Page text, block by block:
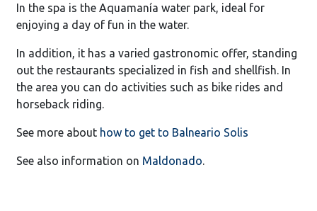
In the spa is the Aquamanía water park, ideal for
enjoying a day of fun in the water.
In addition, it has a varied gastronomic offer, standing
out the restaurants specialized in fish and shellfish. In
the area you can do activities such as bike rides and
horseback riding.
See more about how to get to Balneario Solis
See also information on Maldonado.